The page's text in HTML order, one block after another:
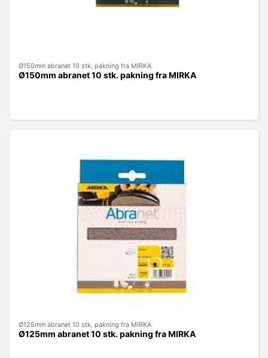
Ø150mm abranet 10 stk. pakning fra MIRKA
Ø150mm abranet 10 stk. pakning fra MIRKA
Ø125mm abranet 10 stk. pakning fra MIRKA
Ø125mm abranet 10 stk. pakning fra MIRKA